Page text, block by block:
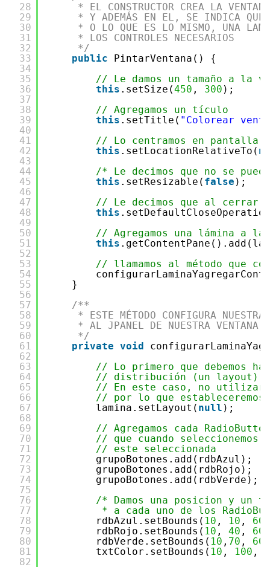
28
29
30
31
32
33
34
35
36
37
38
39
40
41
42
43
44
45
46
47
48
49
50
51
52
53
54
55
56
57
58
59
60
61
62
63
64
65
66
67
68
69
70
71
72
73
74
75
76
77
78
79
80
81
82
* EL CONSTRUCTOR CREA LA
* Y ADEMÁS EN EL, SE INDICA QUE
* O LO QUE ES LO MISMO, UNA
* LOS CONTROLES NECESARIOS
*/
public
PintarVentana() {
// Le damos un tamaño a la
this .setSize(450 , 300 );
// Agregamos un tículo
this .setTitle( "Colorear
// Lo centramos en pantalla
this .setLocationRelativeTo(
/* Le decimos que no se
this .setResizable( false );
// Le decimos que al cerrar
this
// Agregamos una lámina a la
this
// llamamos al método que
}
/**
* ESTE MÉTODO CONFIGURA
* AL JPANEL DE NUESTRA VENTANA
*/
private void
// Lo primero que debemos
// distribución (un layout) a
// En este caso, no
// por lo que
lamina.setLayout( null );
// Agregamos cada
// que cuando
// este seleccionada
grupoBotones.add(rdbAzul);
grupoBotones.add(rdbRojo);
grupoBotones.add(rdbVerde);
/* Damos una posicion y un
* a cada uno de los
rdbAzul.setBounds( 10 , 10 , 60
rdbRojo.setBounds( 10 , 40 , 60
rdbVerde.setBounds( 10 , 70 , 60
txtColor.setBounds( 10 , 100 ,